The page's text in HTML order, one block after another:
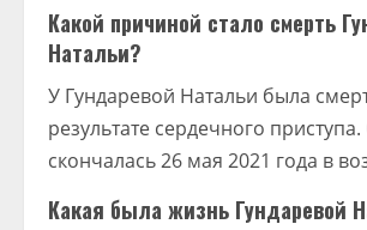
Какой причиной стало смерть
Натальи?
У Гундаревой Натальи была
результате сердечного
скончалась 26 мая 2021 года в
Какая была жизнь Гундаревой